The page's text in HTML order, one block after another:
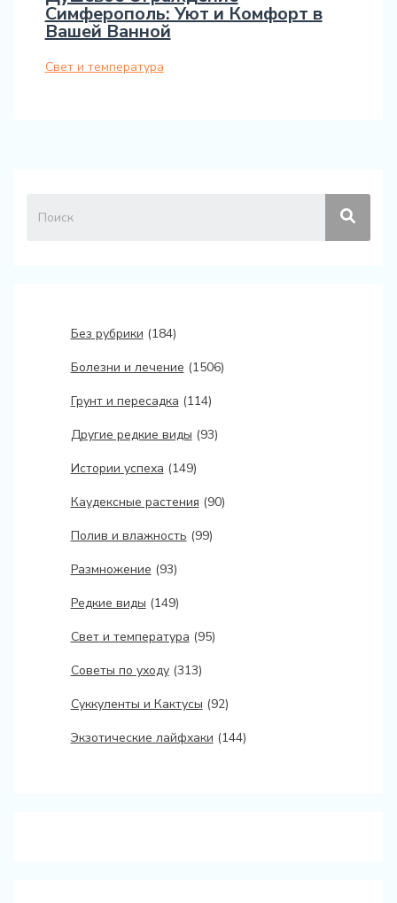
Симферополь: Уют и Комфорт в
Вашей Ванной
Свет и температура
Без рубрики (184)
Болезни и лечение (1506)
Грунт и пересадка (114)
Другие редкие виды (93)
Истории успеха (149)
Каудексные растения (90)
Полив и влажность (99)
Размножение (93)
Редкие виды (149)
Свет и температура (95)
Советы по уходу(313)
Суккуленты и Кактусы (92)
Экзотические лайфхаки (144)